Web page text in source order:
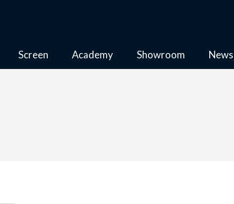
Screen Academy Showroom News